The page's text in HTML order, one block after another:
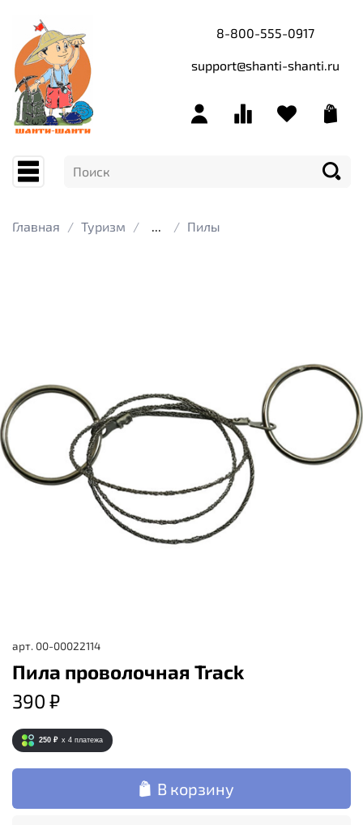
8-800-555-0917
support@shanti-shanti.ru
Главная Туризм Пилы
арт. 00-00022114
Пила проволочная Track
390 ₽
250 ₽ x 4 платежа
В корзину